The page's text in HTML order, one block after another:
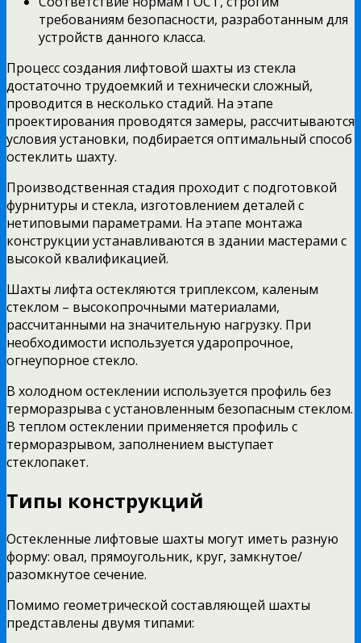
требованиям безопасности, разработанным для
устройств данного класса.
Процесс создания лифтовой шахты из стекла
достаточно трудоемкий и технически сложный,
проводится в несколько стадий. На этапе
проектирования проводятся замеры, рассчитываются
условия установки, подбирается оптимальный способ
остеклить шахту.
Производственная стадия проходит с подготовкой
фурнитуры и стекла, изготовлением деталей с
нетиповыми параметрами. На этапе монтажа
конструкции устанавливаются в здании мастерами с
высокой квалификацией.
Шахты лифта остекляются триплексом, каленым
стеклом – высокопрочными материалами,
рассчитанными на значительную нагрузку. При
необходимости используется ударопрочное,
огнеупорное стекло.
В холодном остеклении используется профиль без
терморазрыва с установленным безопасным стеклом.
В теплом остеклении применяется профиль с
терморазрывом, заполнением выступает
стеклопакет.
Типы конструкций
Остекленные лифтовые шахты могут иметь разную
форму: овал, прямоугольник, круг, замкнутое/
разомкнутое сечение.
Помимо геометрической составляющей шахты
представлены двумя типами: